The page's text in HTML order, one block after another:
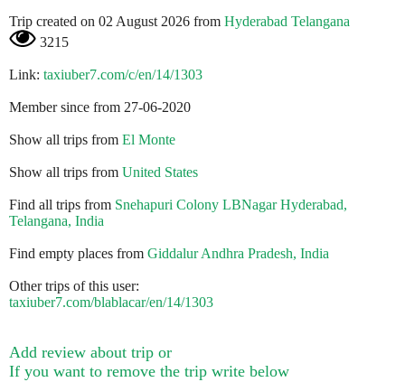
Trip created on 02 August 2026 from Hyderabad Telangana
3215
Link: taxiuber7.com/c/en/14/1303
Member since from 27-06-2020
Show all trips from El Monte
Show all trips from United States
Find all trips from Snehapuri Colony LBNagar Hyderabad,
Telangana, India
Find empty places from Giddalur Andhra Pradesh, India
Other trips of this user:
taxiuber7.com/blablacar/en/14/1303
Add review about trip or
If you want to remove the trip write below